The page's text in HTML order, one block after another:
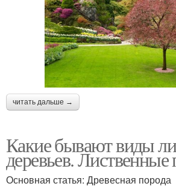
читать дальше →
Какие бывают виды
деревьев.
Основная статья: Древесная порода